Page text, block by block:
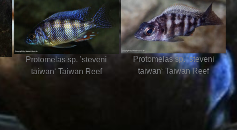
Protomelas sp. ’steveni
taiwan‘ Taiwan Reef
Protomelas sp. ’steveni
taiwan‘ Taiwan Reef